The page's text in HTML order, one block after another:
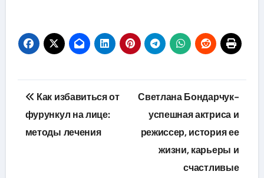
Навигация
по
записям
Как избавиться от
фурункул на лице:
методы лечения
Светлана Бондарчук-
успешная актриса и
режиссер, история ее
жизни, карьеры и
счастливые